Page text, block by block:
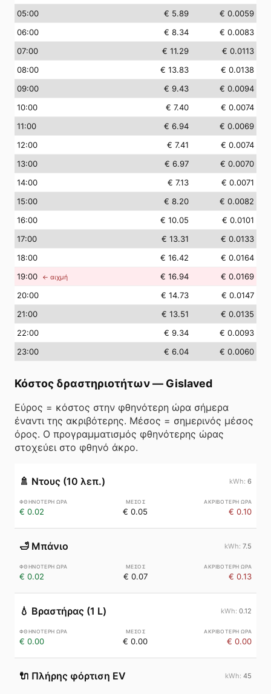
05:00 € 5.89
€ 0.0059
06:00 € 8.34
€ 0.0083
07:00 € 11.29
€ 0.0113
08:00 € 13.83
€ 0.0138
09:00 € 9.43
€ 0.0094
10:00 € 7.40
€ 0.0074
11:00 € 6.94
€ 0.0069
12:00 € 7.41
€ 0.0074
13:00 € 6.97
€ 0.0070
14:00 € 7.13
€ 0.0071
15:00 € 8.20
€ 0.0082
16:00 € 10.05
€ 0.0101
17:00 € 13.31
€ 0.0133
18:00 € 16.42
€ 0.0164
19:00 ← αιχμή € 16.94
€ 0.0169
20:00 € 14.73
€ 0.0147
21:00 € 13.51
€ 0.0135
22:00 € 9.34
€ 0.0093
23:00 € 6.04 € 0.0060
Κόστος δραστηριοτήτων— Gislaved
Εύρος = κόστος στην φθηνότερη ώρα σήμερα
έναντι της ακριβότερης. Μέσος = σημερινός μέσος
όρος. Ο προγραμματισμός φθηνότερης ώρας
στοχεύει στο φθηνό άκρο.
🚿 Ντους (10 λεπ.) 6
€ 0.02 € 0.05 € 0.10
🛁 Μπάνιο 7.5
€ 0.02 € 0.07 € 0.13
💧 Βραστήρας (1 L) 0.12
€ 0.00 € 0.00 € 0.00
🔌 Πλήρης φόρτιση EV 45